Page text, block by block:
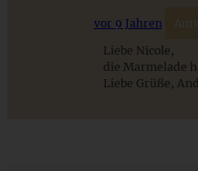
vor 9 Jahren
Liebe Nicole,
die Marmelade
Liebe Grüße,